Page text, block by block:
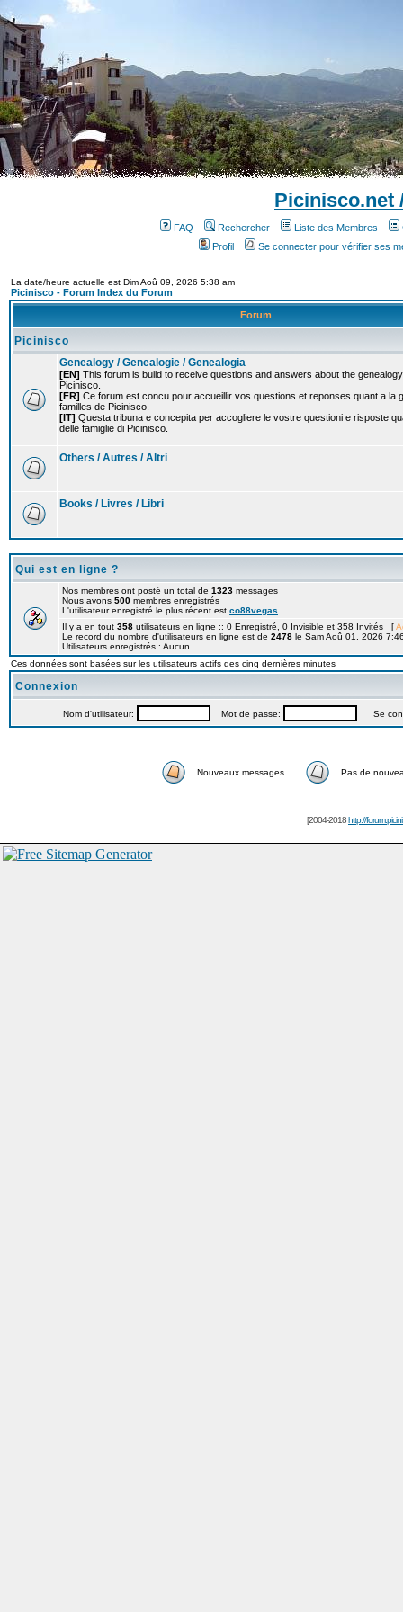
Picinisco.net
FAQ Rechercher Liste des Membres
Profil
Se connecter pour vérifier ses
La date/heure actuelle est Dim Aoû 09, 2026 5:38 am
Picinisco - Forum Index du Forum
Forum
Picinisco
Genealogy / Genealogie / Genealogia
[EN] This forum is build to receive questions and answers about the
Picinisco.
[FR] Ce forum est concu pour accueillir vos questions et reponses quant a la
familles de Picinisco.
[IT] Questa tribuna e concepita per accogliere le vostre questioni e risposte
delle famiglie di Picinisco.
Others / Autres / Altri
Books / Livres / Libri
Qui est en ligne ?
Nos membres ont posté un total de 1323 messages
Nous avons 500 membres enregistrés
L'utilisateur enregistré le plus récent est co88vegas
Il y a en tout 358 utilisateurs en ligne :: 0 Enregistré, 0 Invisible et 358 Invités [
Le record du nombre d'utilisateurs en ligne est de 2478 le Sam Aoû 01, 2026
Utilisateurs enregistrés : Aucun
Ces données sont basées sur les utilisateurs actifs des cinq dernières minutes
Connexion
Nom d'utilisateur: Mot de passe: Se
Nouveaux messages Pas de
[2004-2018http://